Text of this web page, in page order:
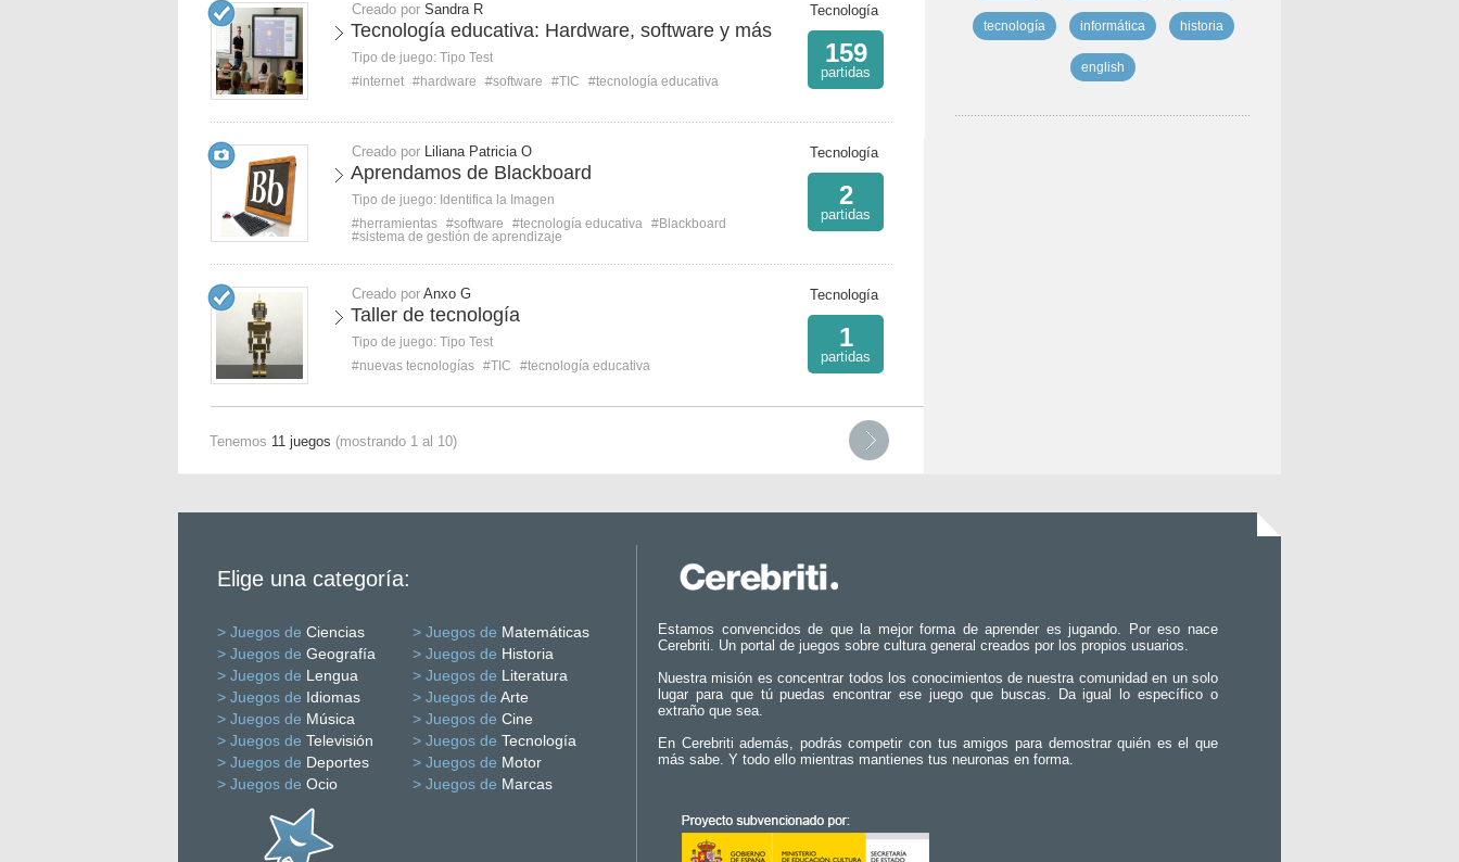
Creado por Sandra R
Tecnología educativa: Hardware, software y más
Tipo de juego: Tipo Test
#internet #hardware #software #TIC #tecnología educativa
Tecnología
159
partidas
Creado por Liliana Patricia O
Aprendamos de Blackboard
Tipo de juego: Identifica la Imagen
#herramientas #software #tecnología educativa #Blackboard
#sistema de gestión de aprendizaje
Tecnología
2
partidas
Creado por Anxo G
Taller de tecnología
Tipo de juego: Tipo Test
#nuevas tecnologías #TIC #tecnología educativa
Tecnología
1
partidas
Tenemos 11 juegos (mostrando 1 al 10)
tecnología informática historia
english
Elige una categoría:
> Juegos de Ciencias > Juegos de Matemáticas
> Juegos de Geografía > Juegos de Historia
> Juegos de Lengua > Juegos de Literatura
> Juegos de Idiomas > Juegos de Arte
> Juegos de Música > Juegos de Cine
> Juegos de Televisión > Juegos de Tecnología
> Juegos de Deportes > Juegos de Motor
> Juegos de Ocio > Juegos de Marcas
Estamos convencidos de que la mejor forma de aprender es jugando. Por eso nace
Cerebriti. Un portal de juegos sobre cultura general creados por los propios usuarios.
Nuestra misión es concentrar todos los conocimientos de nuestra comunidad en un solo
lugar para que tú puedas encontrar ese juego que buscas. Da igual lo específico o
extraño que sea.
En Cerebriti además, podrás competir con tus amigos para demostrar quién es el que
más sabe. Y todo ello mientras mantienes tus neuronas en forma.